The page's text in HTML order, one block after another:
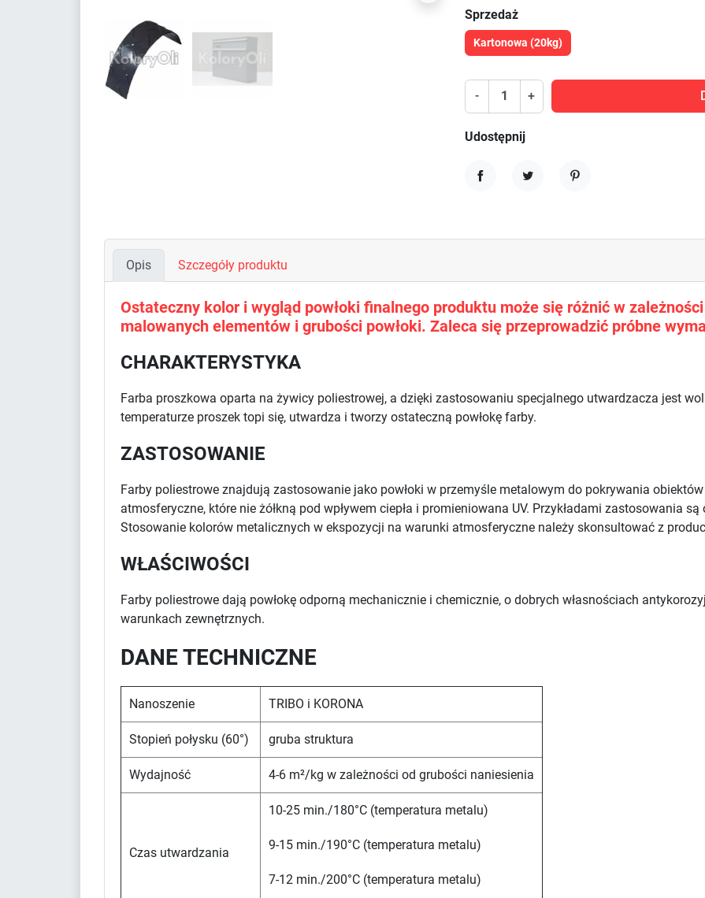
Sprzedaż
Kartonowa (20kg)
- +
Udostępnij
Opis Szczegóły produktu
Ostateczny kolor i wygląd powłoki finalnego produktu może się różnić w
malowanych elementów i grubości powłoki. Zaleca się przeprowadzić próbne
CHARAKTERYSTYKA
Farba proszkowa oparta na żywicy poliestrowej, a dzięki zastosowaniu specjalnego utwardzacza jest
temperaturze proszek topi się, utwardza i tworzy ostateczną powłokę farby.
ZASTOSOWANIE
Farby poliestrowe znajdują zastosowanie jako powłoki w przemyśle metalowym do pokrywania
atmosferyczne, które nie żółkną pod wpływem ciepła i promieniowana UV. Przykładami zastosowania
Stosowanie kolorów metalicznych w ekspozycji na warunki atmosferyczne należy skonsultować z
WŁAŚCIWOŚCI
Farby poliestrowe dają powłokę odporną mechanicznie i chemicznie, o dobrych własnościach
warunkach zewnętrznych.
DANE TECHNICZNE
Nanoszenie TRIBO i KORONA
Stopień połysku (60°) gruba struktura
Wydajność 4-6 m²/kg w zależności od grubości naniesienia
Czas utwardzania
10-25 min./180°C (temperatura metalu)
9-15 min./190°C (temperatura metalu)
7-12 min./200°C (temperatura metalu)